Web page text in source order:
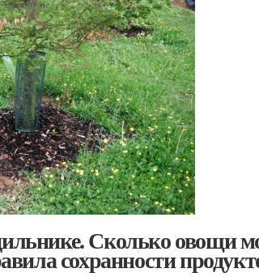
Сколько овощи
сохранности